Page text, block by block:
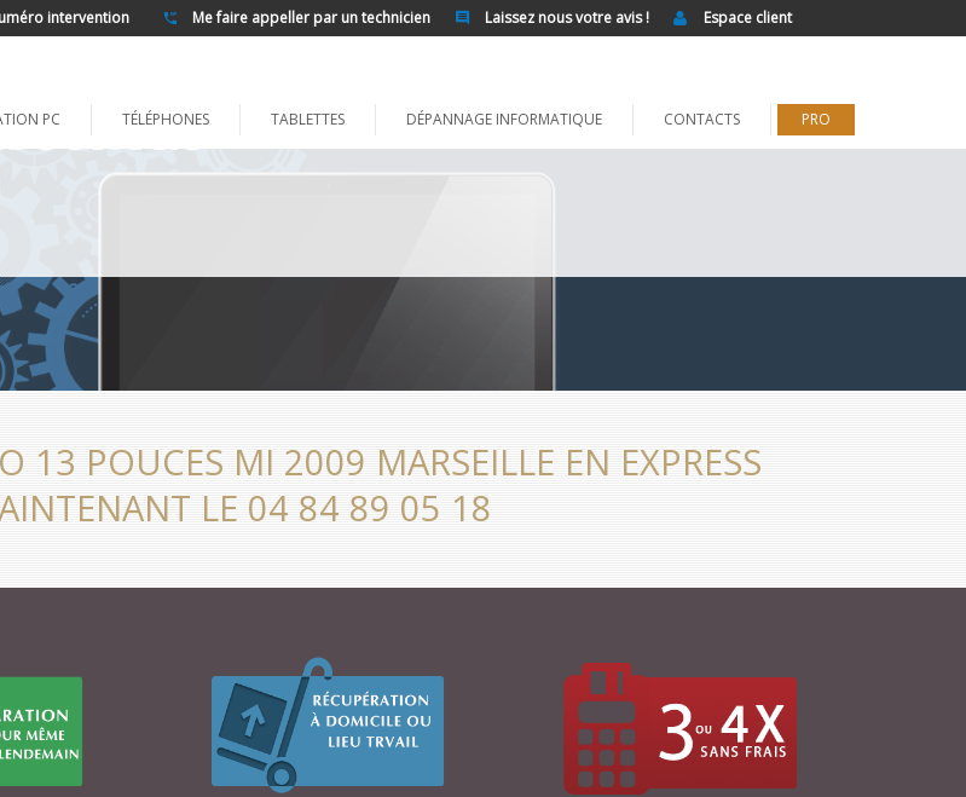
Espace client
Laissez nous votre avis !
Me faire appeller par un technicien
intervention
PC TÉLÉPHONES TABLETTES DÉPANNAGE INFORMATIQUE CONTACTS PRO
13 POUCES MI 2009 MARSEILLE EN EXPRESS
LE 04 84 89 05 18